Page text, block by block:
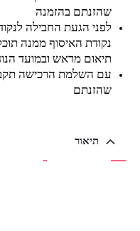
שהזנתם בהזמנה
לפני הגעת החבילה
נקודת האיסוף ממנה
תיאום מראש ובמועד
עם השלמת הרכישה
שהזנתם
תיאור